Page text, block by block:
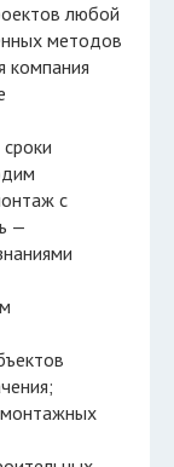
любой
методов
компания
с
—